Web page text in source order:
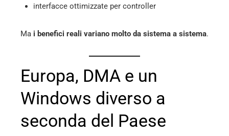
interfacce ottimizzate per controller
Ma i benefici reali variano molto da sistema a sistema.
Europa, DMA e un
Windows diverso a
seconda del Paese